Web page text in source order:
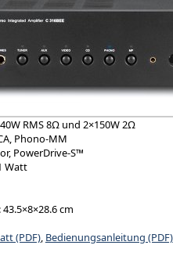
RMS 8Ω und 2×150W 2Ω
Phono-MM
PowerDrive-S™
Watt
cm
(PDF), Bedienungsanleitung (PDF)